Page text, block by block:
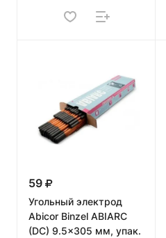
59
Угольный электрод
Abicor Binzel ABIARC
(DC) 9.5x305 мм, упак.